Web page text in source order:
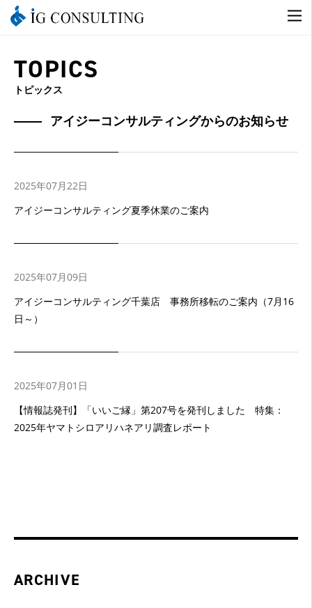
TOPICS
トピックス
アイジーコンサルティングからのお知らせ
2025年07月22日
アイジーコンサルティング夏季休業のご案内
2025年07月09日
アイジーコンサルティング千葉店 事務所移転のご案内（7月16
日～）
2025年07月01日
【情報誌発刊】「いいご縁」第207号を発刊しました 特集：
2025年ヤマトシロアリハネアリ調査レポート
ARCHIVE